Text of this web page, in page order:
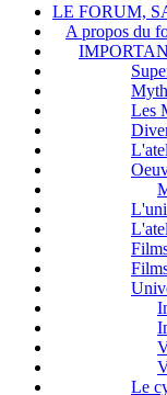
LE FORUM,
A propos du
Les
Le